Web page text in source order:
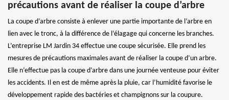
précautions avant de réaliser la coupe d’arbre
La coupe d’arbre consiste à enlever une partie importante de l’arbre en
lien avec le tronc, à la différence de l’élagage qui concerne les branches.
L’entreprise LM Jardin 34 effectue une coupe sécurisée. Elle prend les
mesures de précautions maximales avant de réaliser la coupe d’un arbre.
Elle n’effectue pas la coupe d’arbre dans une journée venteuse pour éviter
les accidents. Il en est de même après la pluie, car l’humidité favorise le
développement rapide des bactéries et champignons sur la coupure.